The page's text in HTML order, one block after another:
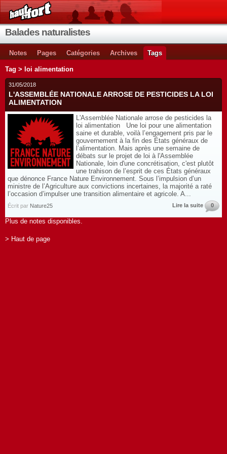
Balades naturalistes
Notes Pages Catégories Archives Tags
Tag > loi alimentation
31/05/2018
L'ASSEMBLÉE NATIONALE ARROSE DE PESTICIDES LA LOI
ALIMENTATION
L'Assemblée Nationale arrose de pesticides la
loi alimentation Une loi pour une alimentation
saine et durable, voilà l’engagement pris par le
gouvernement à la fin des États généraux de
l’alimentation. Mais après une semaine de
débats sur le projet de loi à l'Assemblée
Nationale, loin d'une concrétisation, c'est plutôt
une trahison de l’esprit de ces États généraux
que dénonce France Nature Environnement. Sous l’impulsion d’un
ministre de l’Agriculture aux convictions incertaines, la majorité a raté
l’occasion d’impulser une transition alimentaire et agricole. A...
Écrit par Nature25 Lire la suite 0
Plus de notes disponibles.
> Haut de page